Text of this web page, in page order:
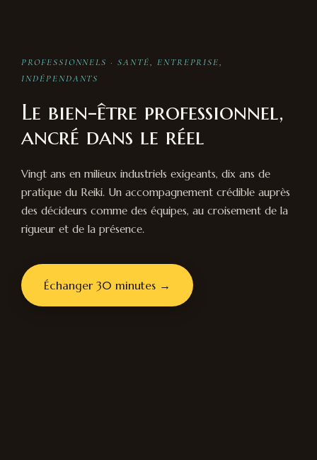
PROFESSIONNELS · SANTÉ, ENTREPRISE,
INDÉPENDANTS
Le bien-être professionnel,
ancré dans le réel
Vingt ans en milieux industriels exigeants, dix ans de
pratique du Reiki. Un accompagnement crédible auprès
des décideurs comme des équipes, au croisement de la
rigueur et de la présence.
Échanger 30 minutes →